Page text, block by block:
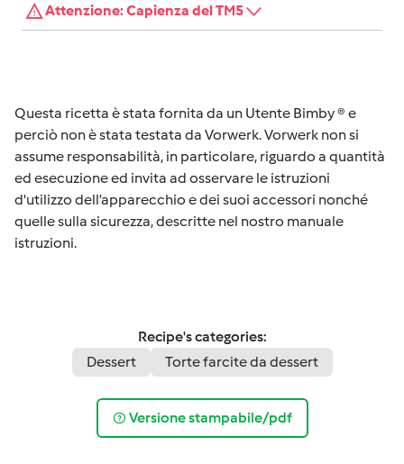
Attenzione: Capienza del TM5
Questa ricetta è stata fornita da un Utente Bimby ® e
perciò non è stata testata da Vorwerk. Vorwerk non si
assume responsabilità, in particolare, riguardo a quantità
ed esecuzione ed invita ad osservare le istruzioni
d'utilizzo dell’apparecchio e dei suoi accessori nonché
quelle sulla sicurezza, descritte nel nostro manuale
istruzioni.
Recipe's categories:
Dessert
Torte farcite da dessert
Versione stampabile/pdf